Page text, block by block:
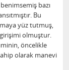
bazı
Bu
yüz tutmuş,
olmuştur.
öncelikle
olarak manevi